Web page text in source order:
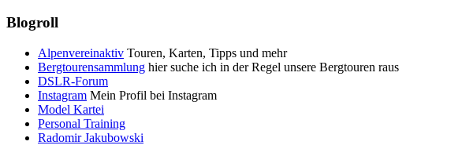
Blogroll
Alpenvereinaktiv Touren, Karten, Tipps und mehr
Bergtourensammlung hier suche ich in der Regel unsere Bergtouren raus
DSLR-Forum
Instagram Mein Profil bei Instagram
Model Kartei
Personal Training
Radomir Jakubowski